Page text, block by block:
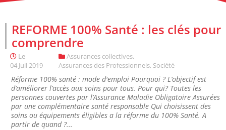
REFORME 100% Santé : les clés pour
comprendre
Le
04 Juil 2019
Assurances collectives,
Assurances des Professionnels, Société
Réforme 100% santé : mode d'emploi Pourquoi ? L’objectif est
d’améliorer l’accès aux soins pour tous. Pour qui? Toutes les
personnes couvertes par l’Assurance Maladie Obligatoire Assurées
par une complémentaire santé responsable Qui choisissent des
soins ou équipements éligibles a la réforme du 100% Santé. A
partir de quand ?...